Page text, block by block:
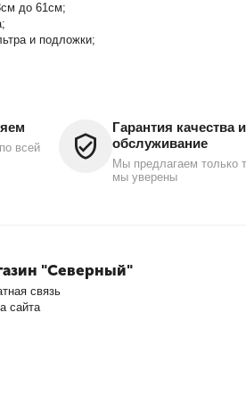
до 61см;
и подложки;
всей
Гарантия качества
обслуживание
Мы предлагаем только
мы уверены
"Северный"
связь
сайта